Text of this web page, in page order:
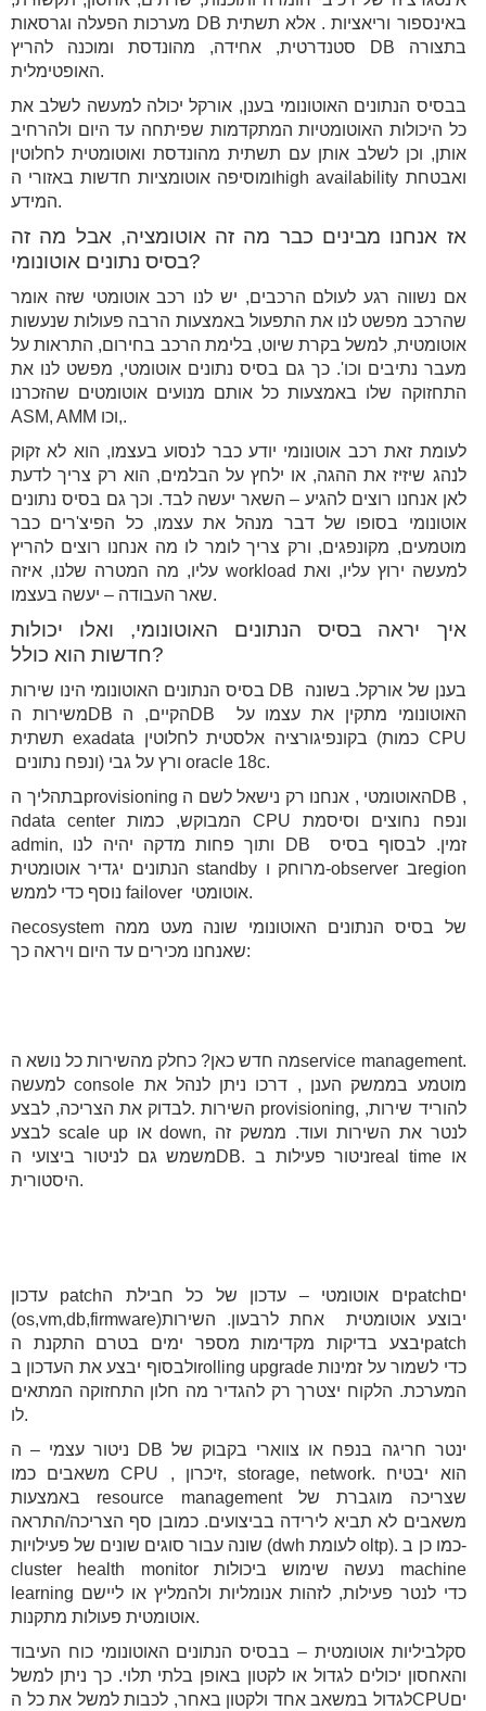
מערכות הפעלה וגרסאות DB באינספור וריאציות . אלא תשתית
סטנדרטית, אחידה, מהונדסת ומוכנה להריץ DB בתצורה
האופטימלית.
בבסיס הנתונים האוטונומי בענן, אורקל יכולה למעשה לשלב את
כל היכולות האוטומטיות המתקדמות שפיתחה עד היום ולהרחיב
אותן, וכן לשלב אותן עם תשתית מהונדסת ואוטומטית לחלוטין
ומוסיפה אוטומציות חדשות באזורי הhigh availability ואבטחת
המידע.
אז אנחנו מבינים כבר מה זה אוטומציה, אבל מה זה
בסיס נתונים אוטונומי?
אם נשווה רגע לעולם הרכבים, יש לנו רכב אוטומטי שזה אומר
שהרכב מפשט לנו את התפעול באמצעות הרבה פעולות שנעשות
אוטומטית, למשל בקרת שיוט, בלימת הרכב בחירום, התראות על
מעבר נתיבים וכו'. כך גם בסיס נתונים אוטומטי, מפשט לנו את
התחזוקה שלו באמצעות כל אותם מנועים אוטומטים שהזכרנו
ASM, AMM וכו,.
לעומת זאת רכב אוטונומי יודע כבר לנסוע בעצמו, הוא לא זקוק
לנהג שיזיז את ההגה, או ילחץ על הבלמים, הוא רק צריך לדעת
לאן אנחנו רוצים להגיע – השאר יעשה לבד. וכך גם בסיס נתונים
אוטונומי בסופו של דבר מנהל את עצמו, כל הפיצ'רים כבר
מוטמעים, מקונפגים, ורק צריך לומר לו מה אנחנו רוצים להריץ
עליו, מה המטרה שלנו, איזה workload למעשה ירוץ עליו, ואת
שאר העבודה – יעשה בעצמו.
איך יראה בסיס הנתונים האוטונומי, ואלו יכולות
חדשות הוא כולל?
בסיס הנתונים האוטונומי הינו שירות DB בענן של אורקל. בשונה
משירות הDB הקיים, הDB האוטונומי מתקין את עצמו על
תשתית exadata בקונפיגורציה אלסטית לחלוטין (כמות CPU
ונפח נתונים) ורץ על גבי oracle 18c.
בתהליך הprovisioning האוטומטי , אנחנו רק נישאל לשם הDB ,
הdata center המבוקש, כמות CPU ונפח נחוצים וסיסמת
admin, ותוך פחות מדקה יהיה לנו DB זמין. לבסוף בסיס
הנתונים יגדיר אוטומטית standby מרוחק ו-observer בregion
נוסף כדי לממש failover אוטומטי.
הecosystem של בסיס הנתונים האוטונומי שונה מעט ממה
שאנחנו מכירים עד היום ויראה כך:
מה חדש כאן? כחלק מהשירות כל נושא הservice management.
למעשה console מוטמע בממשק הענן , דרכו ניתן לנהל את
השירות .לבדוק את הצריכה, לבצע provisioning, להוריד שירות,
לבצע scale up או down, לנטר את השירות ועוד. ממשק זה
משמש גם לניטור ביצועי הDB. ניטור פעילות בreal time או
היסטורית.
עדכון patchים אוטומטי – עדכון של כל חבילת הpatchים
(os,vm,db,firmware)יבוצע אוטומטית אחת לרבעון. השירות
יבצע בדיקות מקדימות מספר ימים בטרם התקנת הpatch
ולבסוף יבצע את העדכון בrolling upgrade כדי לשמור על זמינות
המערכת. הלקוח יצטרך רק להגדיר מה חלון התחזוקה המתאים
לו.
ניטור עצמי – ה DB ינטר חריגה בנפח או צווארי בקבוק של
משאבים כמו CPU , זיכרון, storage, network. הוא יבטיח
באמצעות resource management שצריכה מוגברת של
משאבים לא תביא לירידה בביצועים. כמובן סף הצריכה/התראה
שונה עבור סוגים שונים של פעילויות (dwh לעומת oltp). כמו כן ב-
cluster health monitor נעשה שימוש ביכולות machine
learning כדי לנטר פעילות, לזהות אנומליות ולהמליץ או ליישם
אוטומטית פעולות מתקנות.
סקלביליות אוטומטית – בבסיס הנתונים האוטונומי כוח העיבוד
והאחסון יכולים לגדול או לקטון באופן בלתי תלוי. כך ניתן למשל
לגדול במשאב אחד ולקטון באחר, לכבות למשל את כל הCPUים